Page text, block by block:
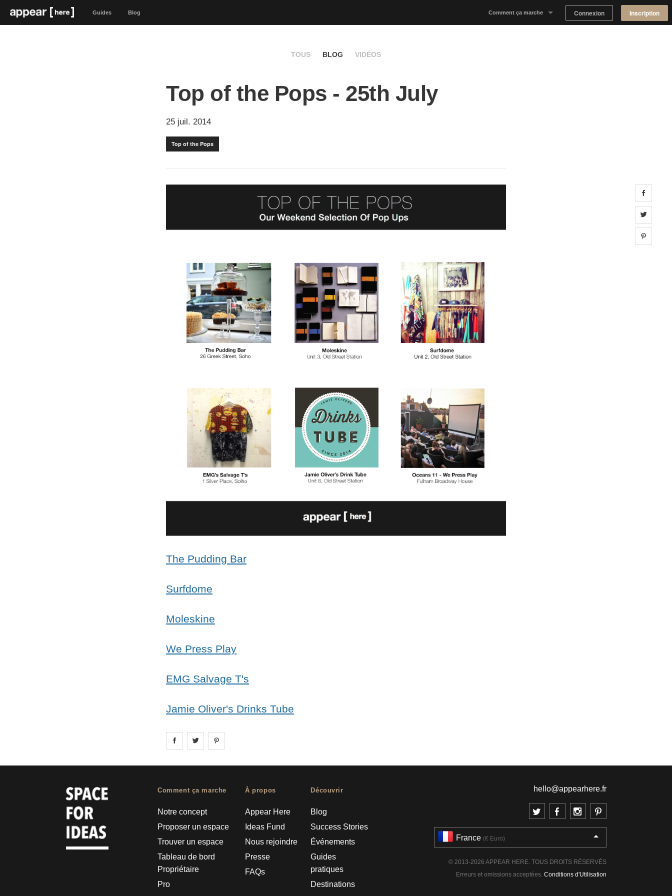
Guides Blog Comment ça marche Connexion Inscription
TOUS BLOG VIDÉOS
Top of the Pops - 25th July
25 juil. 2014
Top of the Pops
The Pudding Bar
Surfdome
Moleskine
We Press Play
EMG Salvage T's
Jamie Oliver's Drinks Tube
Share on facebook
Share on
Comment ça marche
Notre concept
Proposer un espace
Trouver un espace
Tableau de bord
Propriétaire
Pro
À propos
Appear Here
Ideas Fund
Nous rejoindre
Presse
FAQs
Découvrir
Blog
Success Stories
Événements
Guides
pratiques
Destinations
hello@appearhere.fr
France (€ Euro)
© 2013-2026 APPEAR HERE. TOUS DROITS RÉSERVÉS
Erreurs et omissions acceptées. Conditions d'Utilisation